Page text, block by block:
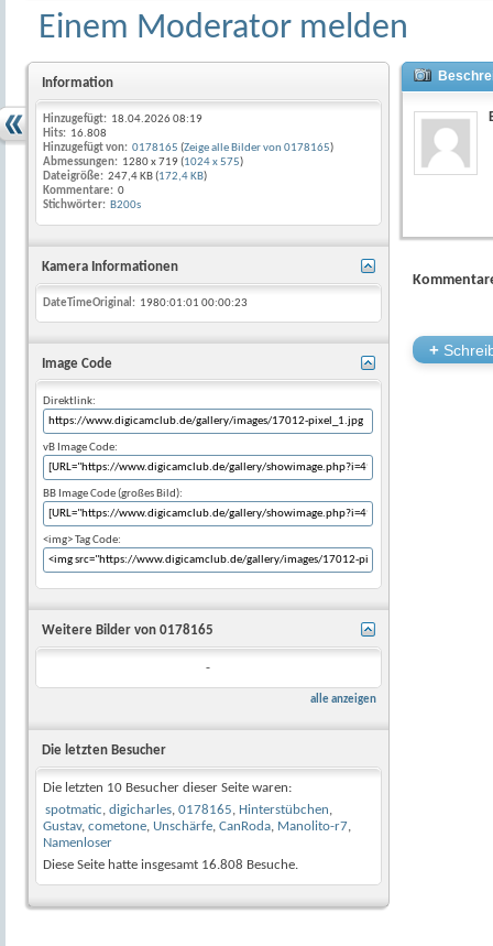
Einem Moderator melden
+
Information
Hinzugefügt: 18.04.2026 08:19
Hits: 16.808
Hinzugefügt von: 0178165 (Zeige alle Bilder von 0178165)
Abmessungen: 1280 x 719 (1024 x 575)
Dateigröße: 247,4 KB (172,4 KB)
Kommentare: 0
Stichwörter: B200s
Kamera Informationen
DateTimeOriginal: 1980:01:01 00:00:23
Image Code
Direktlink:
vB Image Code:
BB Image Code (großes Bild):
<img> Tag Code:
Weitere Bilder von 0178165
-
alle anzeigen
Die letzten Besucher
Die letzten 10 Besucher dieser Seite waren:
spotmatic, digicharles, 0178165, Hinterstübchen,
Gustav, cometone, Unschärfe, CanRoda, Manolito-r7,
Namenloser
Diese Seite hatte insgesamt 16.808 Besuche.